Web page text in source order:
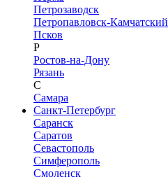
Петрозаводск
Петропавловск-Камчатский
Псков
Р
Ростов-на-Дону
Рязань
С
Самара
Санкт-Петербург
Саранск
Саратов
Севастополь
Симферополь
Смоленск